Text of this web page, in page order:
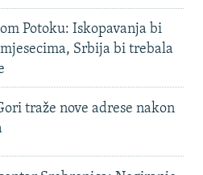
Potoku: Iskopavanja bi
Srbija bi trebala
traže nove adrese nakon